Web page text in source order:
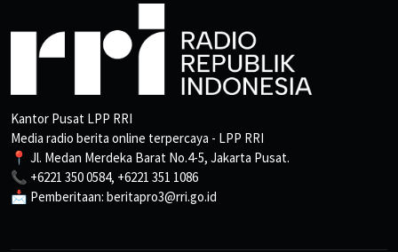
Kantor Pusat LPP RRI
Media radio berita online terpercaya - LPP RRI
📍 Jl. Medan Merdeka Barat No.4-5, Jakarta Pusat.
📞 +6221 350 0584, +6221 351 1086
📩 Pemberitaan: beritapro3@rri.go.id